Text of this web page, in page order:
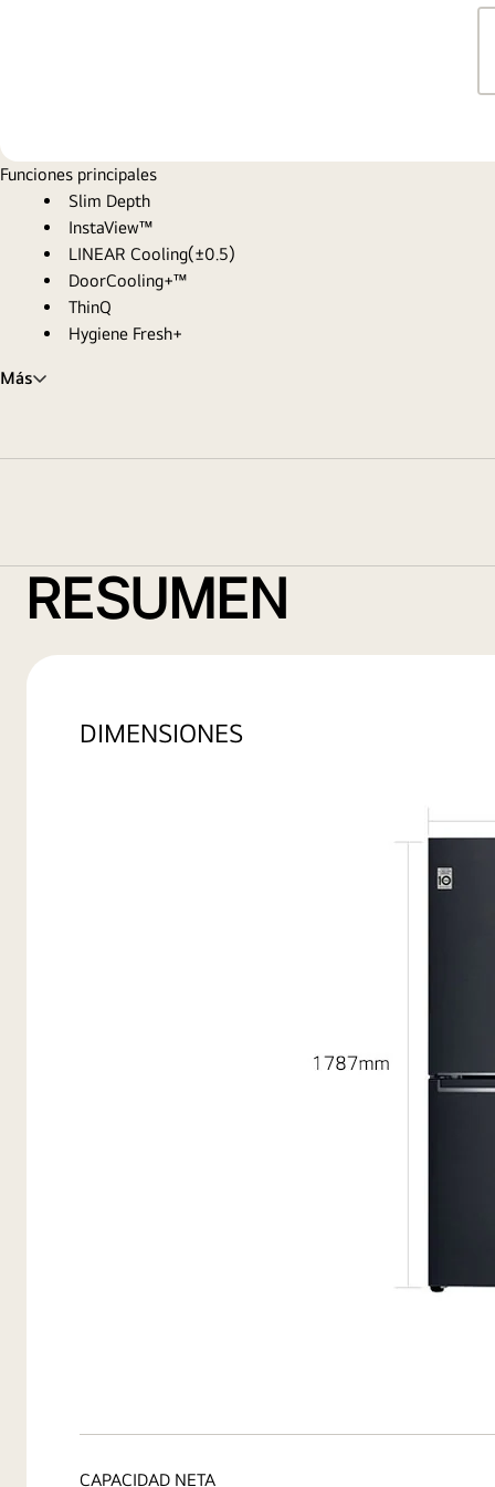
Funciones principales
Slim Depth
InstaView™
LINEAR Cooling(±0.5)
DoorCooling+™
ThinQ
Hygiene Fresh+
Más
RESUMEN
DIMENSIONES
CAPACIDAD NETA